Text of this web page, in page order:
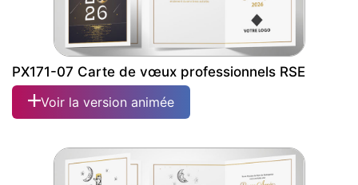
PX171-07 Carte de vœux professionnels RSE
Voir la version animée